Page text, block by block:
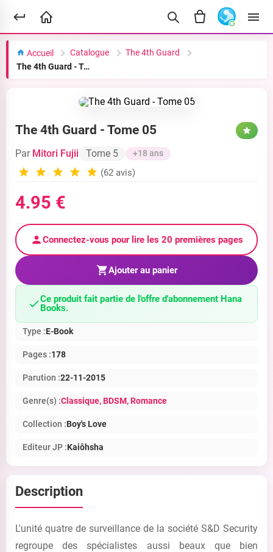
Accueil Catalogue
The 4th Guard
The 4th Guard - Tome 05
The 4th Guard - Tome 05
Par Mitori Fujii Tome 5 +18 ans
(62 avis)
4.95 €
Connectez-vous pour lire les 20 premières pages
Ajouter au panier
Ce produit fait partie de l'offre d'abonnement Hana
Books.
Type :E-Book
Pages :178
Parution :22-11-2015
Genre(s) :Classique, BDSM, Romance
Collection :Boy's Love
Editeur JP :Kaiôhsha
Description
L'unité quatre de surveillance de la société S&D Security
regroupe des spécialistes aussi beaux que bien